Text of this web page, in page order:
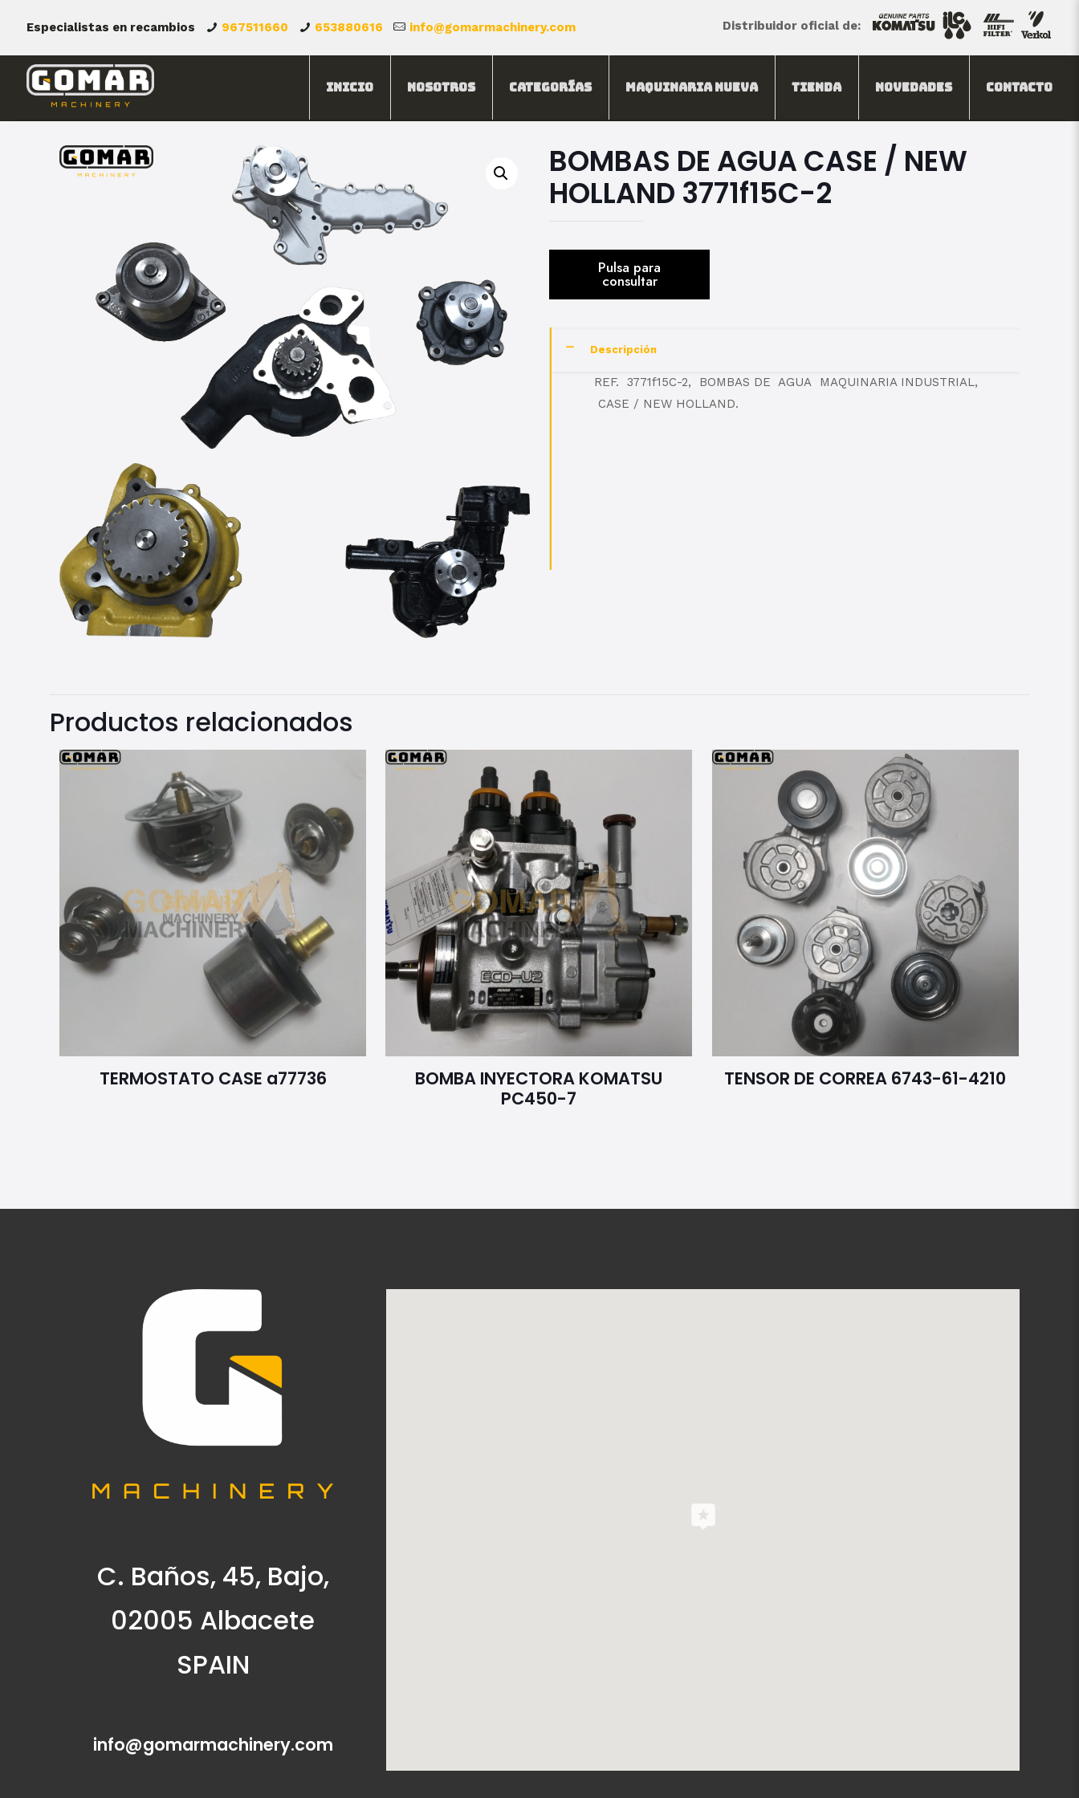
Especialistas en recambios 967511660 653880616 info@gomarmachinery.com Distribuidor oficial de:
Inicio Nosotros Categorías Maquinaria Nueva Tienda Novedades Contacto
BOMBAS DE AGUA CASE / NEW
HOLLAND 3771f15C-2
Descripción
REF. 3771f15C-2, BOMBAS DE AGUA MAQUINARIA INDUSTRIAL,
CASE / NEW HOLLAND.
Productos relacionados
TERMOSTATO CASE a77736
BOMBA INYECTORA KOMATSU
PC450-7
TENSOR DE CORREA 6743-61-4210
C. Baños, 45, Bajo,
02005 Albacete
SPAIN
info@gomarmachinery.com